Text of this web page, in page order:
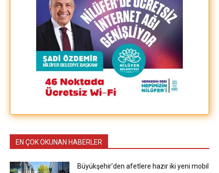
EN ÇOK OKUNAN HABERLER
Büyükşehir’den afetlere hazır iki yeni mobil